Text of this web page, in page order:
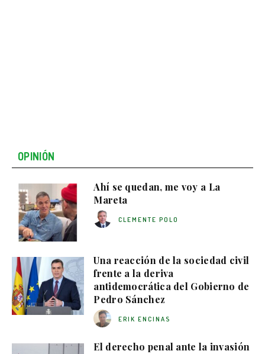
OPINIÓN
Ahí se quedan, me voy a La
Mareta
CLEMENTE POLO
Una reacción de la sociedad civil
frente a la deriva
antidemocrática del Gobierno de
Pedro Sánchez
ERIK ENCINAS
El derecho penal ante la invasión